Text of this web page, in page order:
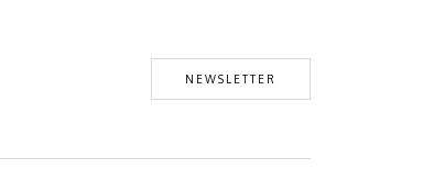
NEWSLETTER